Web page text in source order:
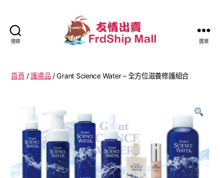
搜尋
出
賣
FrdshipMall.com
選單
首頁/護膚品/ Grant Science Water – 全方位滋養修護組合